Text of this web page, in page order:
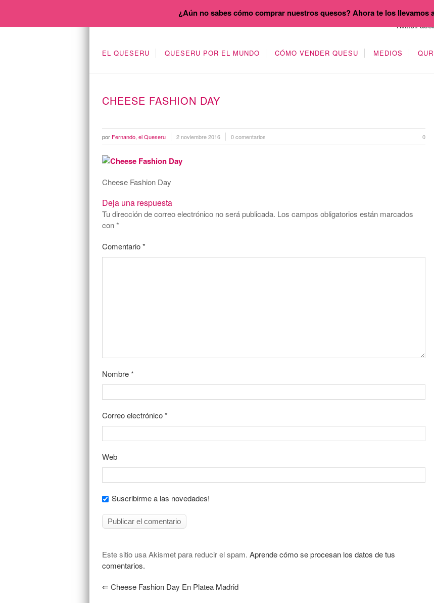
EL QUESERU QUESERU POR EL MUNDO CÓMO VENDER QUESU MEDIOS
CHEESE FASHION DAY
por Fernando, el Queseru 2 noviembre 2016 0 comentarios 0
Cheese Fashion Day
Deja una respuesta
Tu dirección de correo electrónico no será publicada. Los campos obligatorios están marcados
con*
Comentario*
Nombre*
Correo electrónico*
Web
Suscribirme a las novedades!
Este sitio usa Akismet para reducir el spam. Aprende cómo se procesan los datos de tus
comentarios.
⇐ Cheese Fashion Day En Platea Madrid
¿Aún no sabes cómo comprar nuestros quesos? Ahora te los llevamos